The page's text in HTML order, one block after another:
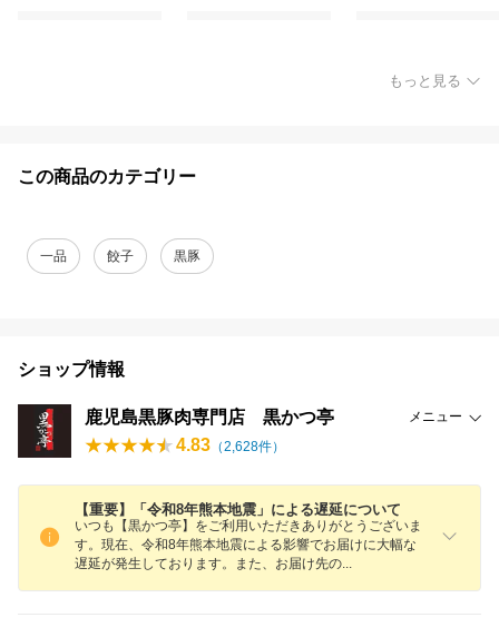
もっと見る
この商品のカテゴリー
一品 餃子 黒豚
ショップ情報
鹿児島黒豚肉専門店 黒かつ亭 メニュー
4.83 （2,628件）
【重要】「令和8年熊本地震」による遅延について
いつも【黒かつ亭】をご利用いただきありがとうございま
す。現在、令和8年熊本地震による影響でお届けに大幅な
遅延が発生しております。また、お届け先の